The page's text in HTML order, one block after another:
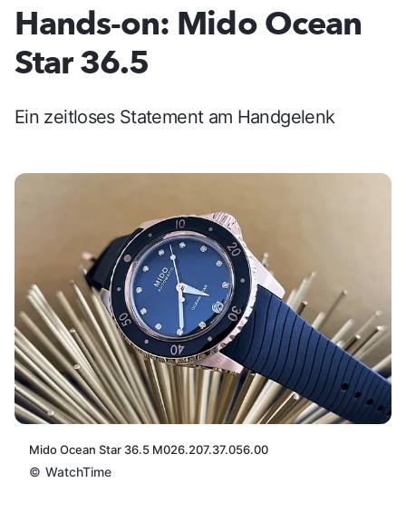
Hands-on: Mido Ocean
Star 36.5
Ein zeitloses Statement am Handgelenk
Mido Ocean Star 36.5 M026.207.37.056.00
© WatchTime